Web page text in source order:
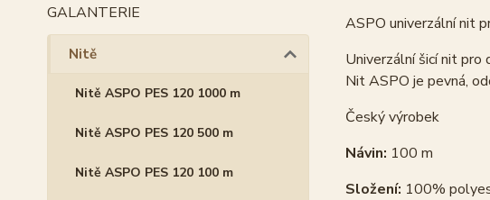
GALANTERIE
Nitě
Nitě ASPO PES 120 1000 m
Nitě ASPO PES 120 500 m
Nitě ASPO PES 120 100 m
ASPO univerzální nit
Univerzální šicí nit pro
Nit ASPO je pevná,
Český výrobek
Návin: 100 m
Složení: 100%